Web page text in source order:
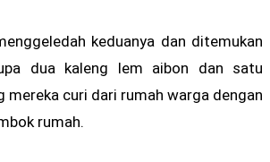
keduanya dan ditemukan
dua kaleng lem aibon dan satu
mereka curi dari rumah warga dengan
rumah.